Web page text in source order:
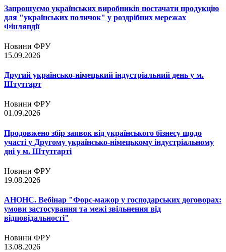
Запрошуємо українських виробників постачати продукцію
для "українських поличок" у роздрібних мережах
Фінляндії
Новини ФРУ
15.09.2026
Другий українсько-німецький індустріальний день у м.
Штутгарт
Новини ФРУ
01.09.2026
Продовжено збір заявок від українського бізнесу щодо
участі у Другому українсько-німецькому індустріальному
дні у м. Штутгарті
Новини ФРУ
19.08.2026
АНОНС. Вебінар "Форс-мажор у господарських договорах:
умови застосування та межі звільнення від
відповідальності"
Новини ФРУ
13.08.2026